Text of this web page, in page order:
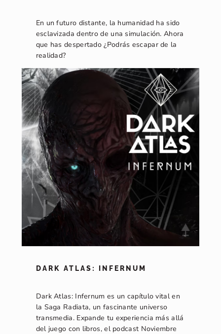
En un futuro distante, la humanidad ha sido
esclavizada dentro de una simulación. Ahora
que has despertado ¿Podrás escapar de la
realidad?
DARK ATLAS: INFERNUM
Dark Atlas: Infernum es un capítulo vital en
la Saga Radiata, un fascinante universo
transmedia. Expande tu experiencia más allá
del juego con libros, el podcast Noviembre